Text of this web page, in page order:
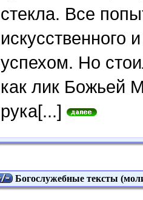
стекла. Все
искусственного
успехом. Но
как лик Божьей
рука[...]
Богослужебные тексты